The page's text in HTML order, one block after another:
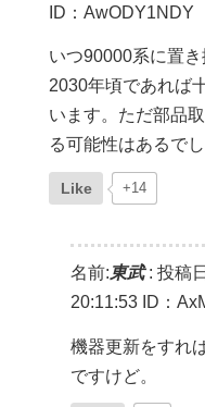
ID：AwODY1NDY
いつ90000系に置
2030年頃であれば
います。ただ部品
る可能性はあるでし
Like +14
名前:東武: 投稿
20:11:53 ID：
機器更新をすれ
ですけど。